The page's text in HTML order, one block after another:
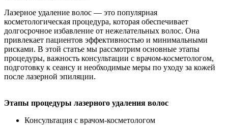
Лазерное удаление волос — это популярная
косметологическая процедура, которая обеспечивает
долгосрочное избавление от нежелательных волос. Она
привлекает пациентов эффективностью и минимальными
рисками. В этой статье мы рассмотрим основные этапы
процедуры, важность консультации с врачом-косметологом,
подготовку к сеансу и необходимые меры по уходу за кожей
после лазерной эпиляции.
Этапы процедуры лазерного удаления волос
Консультация с врачом-косметологом